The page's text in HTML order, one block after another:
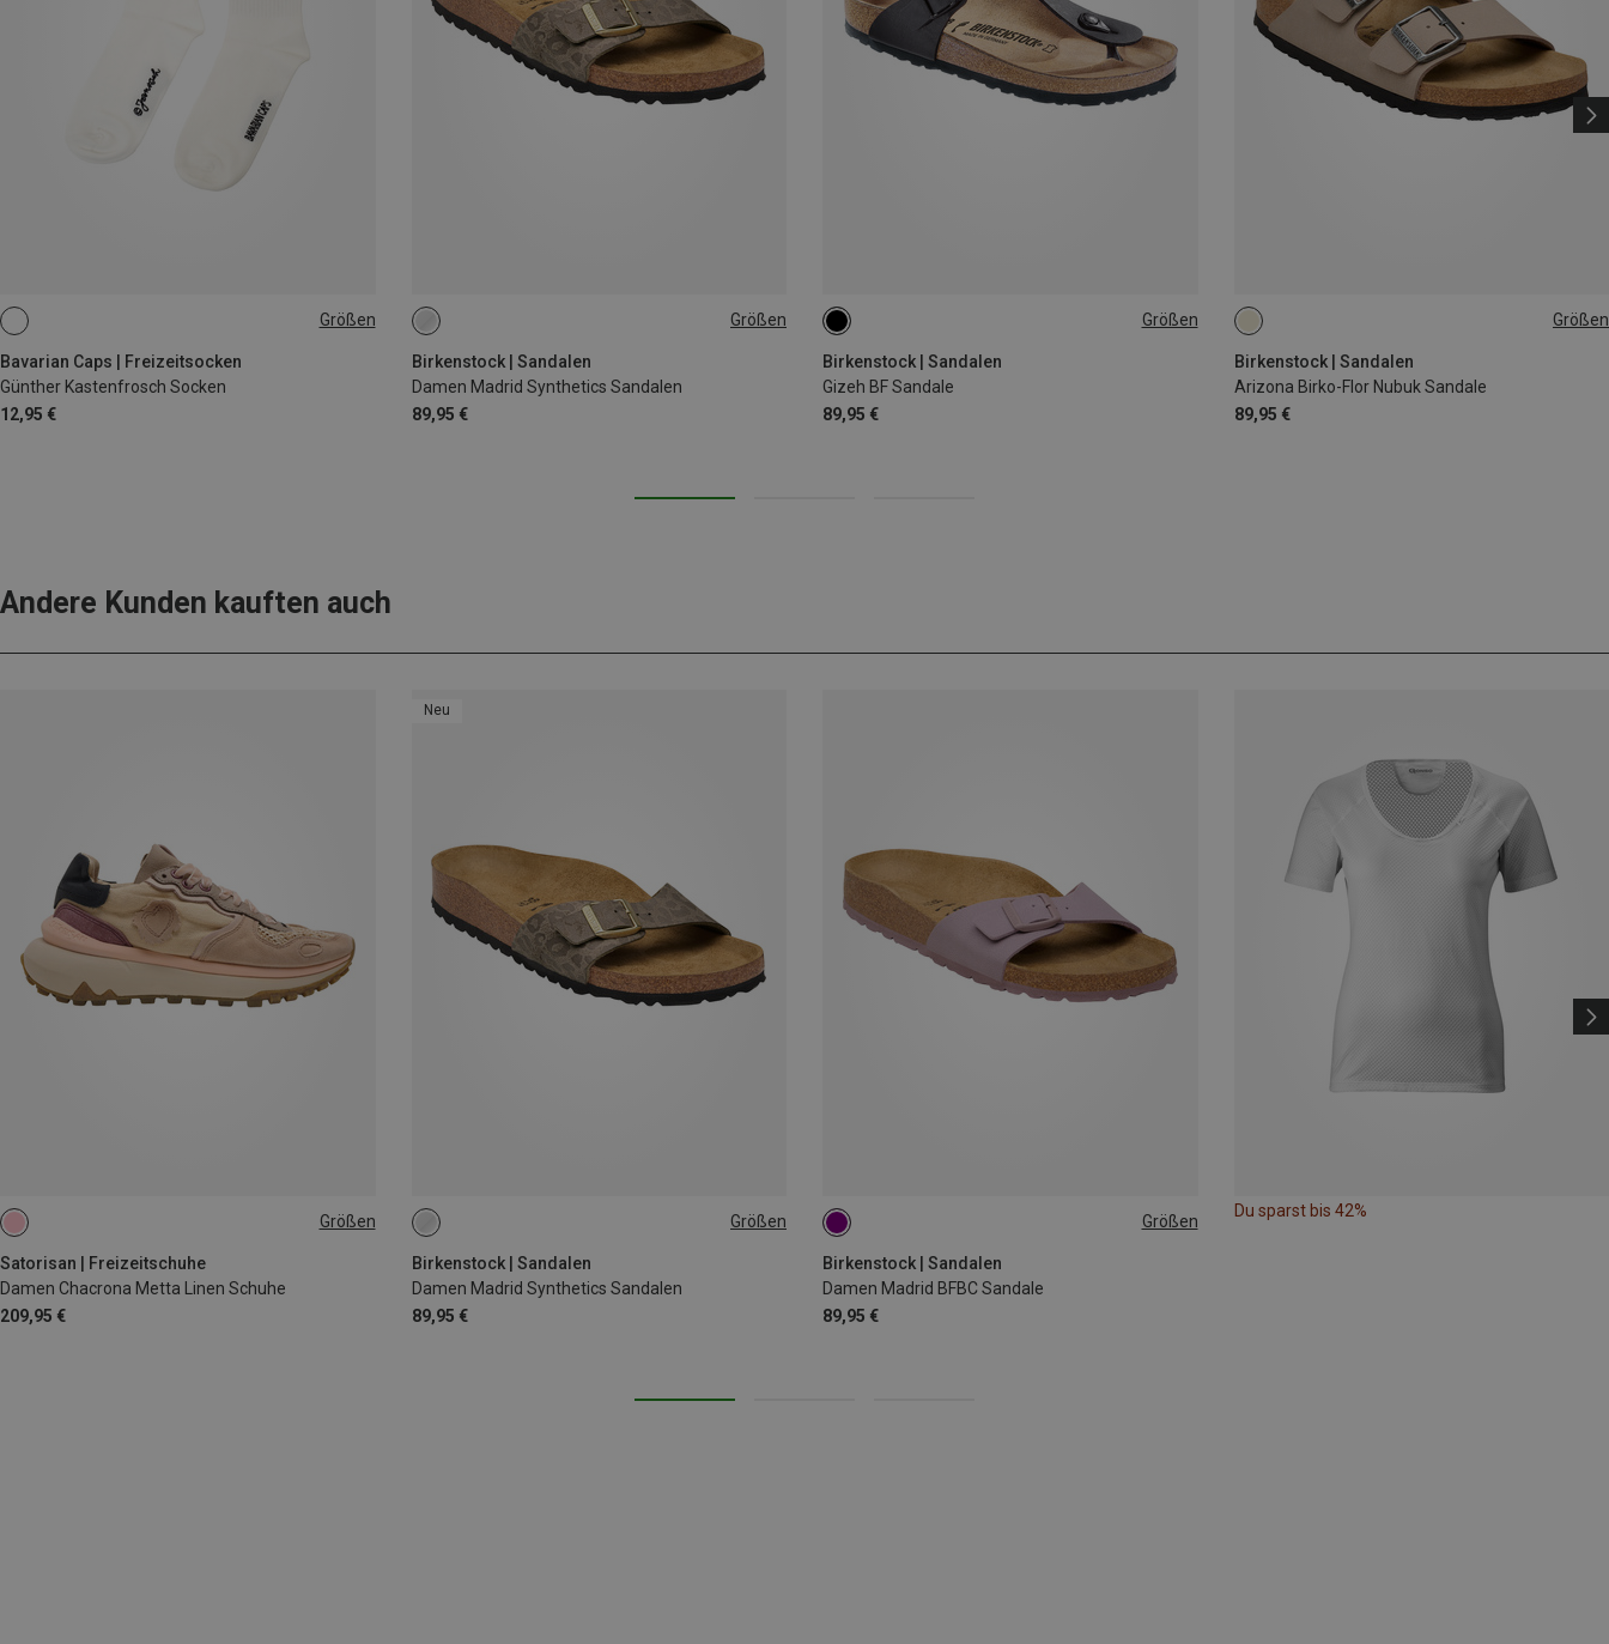
Größen
Bavarian Caps | Freizeitsocken
Günther Kastenfrosch Socken
12,95 €
36|37|38|39|40 Größen
Birkenstock | Sandalen
Damen Madrid Synthetics Sandalen
89,95 €
38 Größen
Birkenstock | Sandalen
Gizeh BF Sandale
89,95 €
41 Größen
Birkenstock | Sandalen
Arizona Birko-Flor Nubuk Sandale
89,95 €
36
Andere Kunden kauften auch
Größen
Satorisan | Freizeitschuhe
Damen Chacrona Metta Linen Schuhe
209,95 €
37
Neu
Größen
Birkenstock | Sandalen
Damen Madrid Synthetics Sandalen
89,95 €
38 Größen
Birkenstock | Sandalen
Damen Madrid BFBC Sandale
89,95 €
36
Du sparst bis 42%